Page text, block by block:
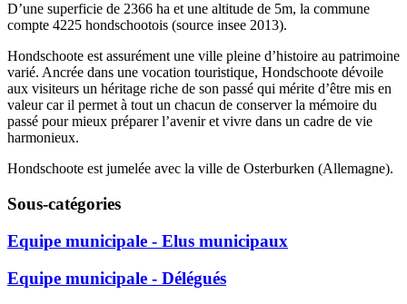
D’une superficie de 2366 ha et une altitude de 5m, la commune
compte 4225 hondschootois (source insee 2013).
Hondschoote est assurément une ville pleine d’histoire au patrimoine
varié. Ancrée dans une vocation touristique, Hondschoote dévoile
aux visiteurs un héritage riche de son passé qui mérite d’être mis en
valeur car il permet à tout un chacun de conserver la mémoire du
passé pour mieux préparer l’avenir et vivre dans un cadre de vie
harmonieux.
Hondschoote est jumelée avec la ville de Osterburken (Allemagne).
Sous-catégories
Equipe municipale - Elus municipaux
Equipe municipale - Délégués